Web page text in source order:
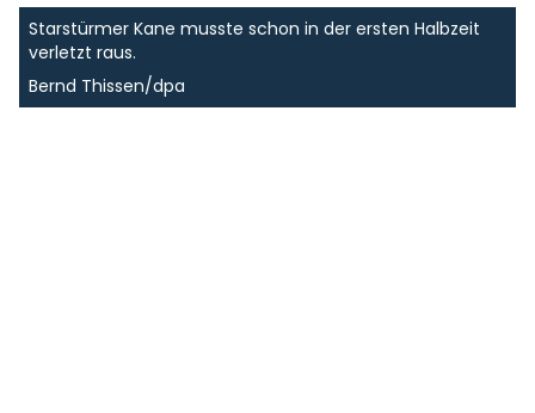
Starstürmer Kane musste schon in der ersten Halbzeit
verletzt raus.
Bernd Thissen/dpa